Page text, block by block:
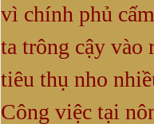
vì chính phủ
ta trông cậy vào
tiêu thụ nho
Công việc tại